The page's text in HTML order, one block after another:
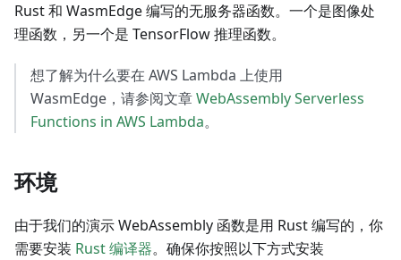
Rust 和 WasmEdge 编写的无服务器函数。一个是图像处
理函数，另一个是 TensorFlow 推理函数。
想了解为什么要在 AWS Lambda 上使用
WasmEdge，请参阅文章WebAssembly Serverless
Functions in AWS Lambda。
环境
由于我们的演示 WebAssembly 函数是用 Rust 编写的，你
需要安装 Rust 编译器。确保你按照以下方式安装